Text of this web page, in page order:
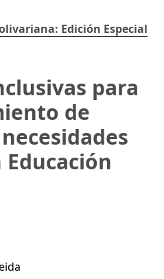
Edición Especial
para
de